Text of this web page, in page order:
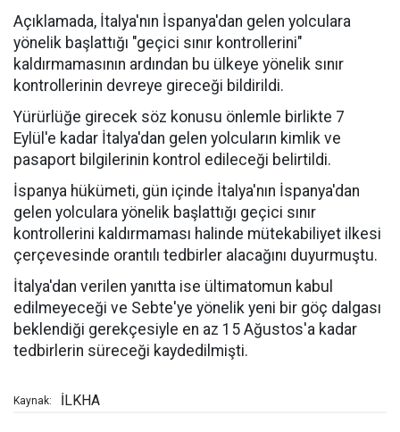
Açıklamada, İtalya'nın İspanya'dan gelen yolculara
yönelik başlattığı "geçici sınır kontrollerini"
kaldırmamasının ardından bu ülkeye yönelik sınır
kontrollerinin devreye gireceği bildirildi.
Yürürlüğe girecek söz konusu önlemle birlikte 7
Eylül'e kadar İtalya'dan gelen yolcuların kimlik ve
pasaport bilgilerinin kontrol edileceği belirtildi.
İspanya hükümeti, gün içinde İtalya'nın İspanya'dan
gelen yolculara yönelik başlattığı geçici sınır
kontrollerini kaldırmaması halinde mütekabiliyet ilkesi
çerçevesinde orantılı tedbirler alacağını duyurmuştu.
İtalya'dan verilen yanıtta ise ültimatomun kabul
edilmeyeceği ve Sebte'ye yönelik yeni bir göç dalgası
beklendiği gerekçesiyle en az 15 Ağustos'a kadar
tedbirlerin süreceği kaydedilmişti.
Kaynak: İLKHA